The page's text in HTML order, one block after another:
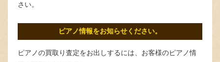
さい。
ピアノ情報をお知らせください。
ピアノの買取り査定をお出しするには、お客様のピアノ情